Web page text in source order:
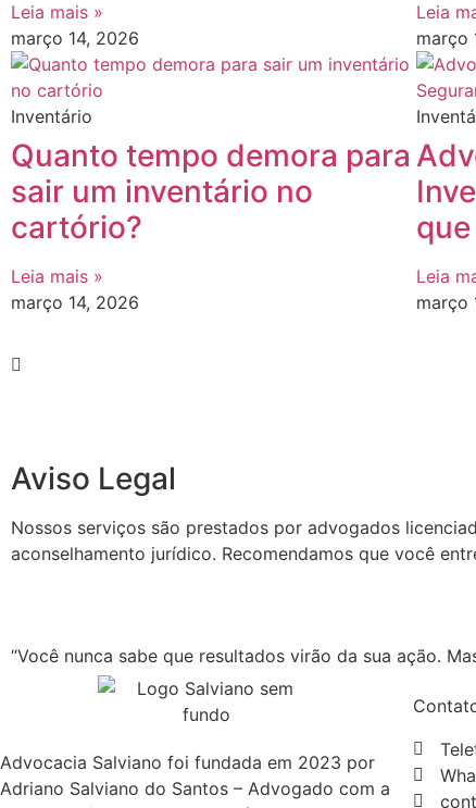
Leia mais »
março 14, 2026
Leia
março
Inventário
Quanto tempo demora para
sair um inventário no
cartório?
Leia mais »
março 14, 2026
Leia
março
Aviso Legal
Nossos serviços são prestados por advogados
aconselhamento jurídico. Recomendamos que você
“Você nunca sabe que resultados virão da sua ação.
Advocacia Salviano foi fundada em 2023 por
Adriano Salviano do Santos – Advogado com a